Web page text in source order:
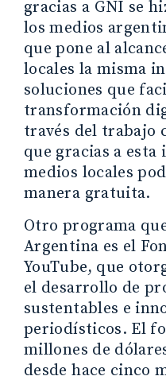
gracias a GNI se
los medios
que pone al
locales la misma
soluciones que
transformación
través del trabajo
que gracias a
medios locales
manera gratuita.
Otro programa
Argentina es el
YouTube, que
el desarrollo de
sustentables e
periodísticos. El
millones de
desde hace cinco